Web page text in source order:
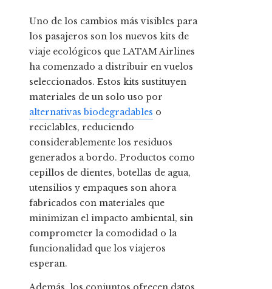
Uno de los cambios más visibles para
los pasajeros son los nuevos kits de
viaje ecológicos que LATAM Airlines
ha comenzado a distribuir en vuelos
seleccionados. Estos kits sustituyen
materiales de un solo uso por
alternativas biodegradables o
reciclables, reduciendo
considerablemente los residuos
generados a bordo. Productos como
cepillos de dientes, botellas de agua,
utensilios y empaques son ahora
fabricados con materiales que
minimizan el impacto ambiental, sin
comprometer la comodidad o la
funcionalidad que los viajeros
esperan.